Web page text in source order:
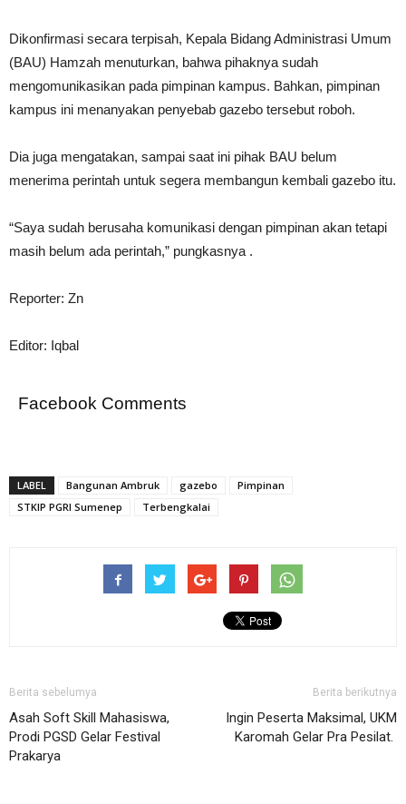
Dikonfirmasi secara terpisah, Kepala Bidang Administrasi Umum
(BAU) Hamzah menuturkan, bahwa pihaknya sudah
mengomunikasikan pada pimpinan kampus. Bahkan, pimpinan
kampus ini menanyakan penyebab gazebo tersebut roboh.
Dia juga mengatakan, sampai saat ini pihak BAU belum
menerima perintah untuk segera membangun kembali gazebo itu.
“Saya sudah berusaha komunikasi dengan pimpinan akan tetapi
masih belum ada perintah,” pungkasnya .
Reporter: Zn
Editor: Iqbal
Facebook Comments
LABEL Bangunan Ambruk gazebo
Pimpinan
STKIP PGRI Sumenep
Terbengkalai
Berita sebelumya
Asah Soft Skill Mahasiswa,
Prodi PGSD Gelar Festival
Prakarya
Berita berikutnya
Ingin Peserta Maksimal, UKM
Karomah Gelar Pra Pesilat.